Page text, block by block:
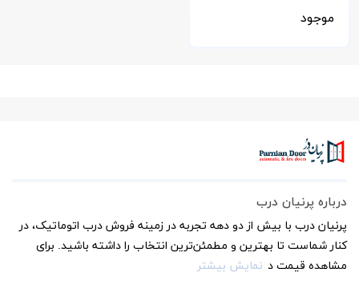
موجود
درباره پرنیان درب
پرنیان درب با بیش از دو دهه تجربه در زمینه فروش درب اتوماتیک، در
کنار شماست تا بهترین و مطمئن‌ترین انتخاب را داشته باشید. برای
مشاهده قیمت د نمایش بیشتر